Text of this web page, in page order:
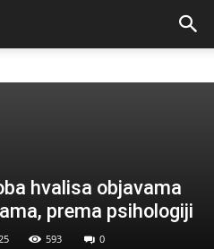
hvalisa objavama
prema psihologiji
593 0